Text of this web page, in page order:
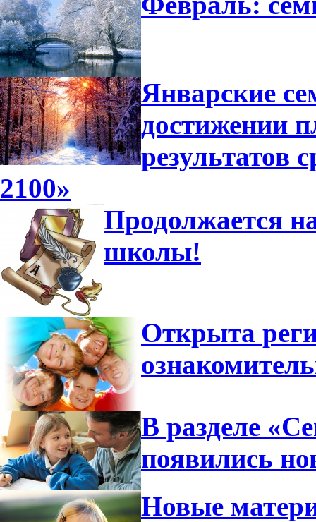
Январские
достижении
2100»
Продолжается
школы!
Открыта
В разделе
появились
Новые